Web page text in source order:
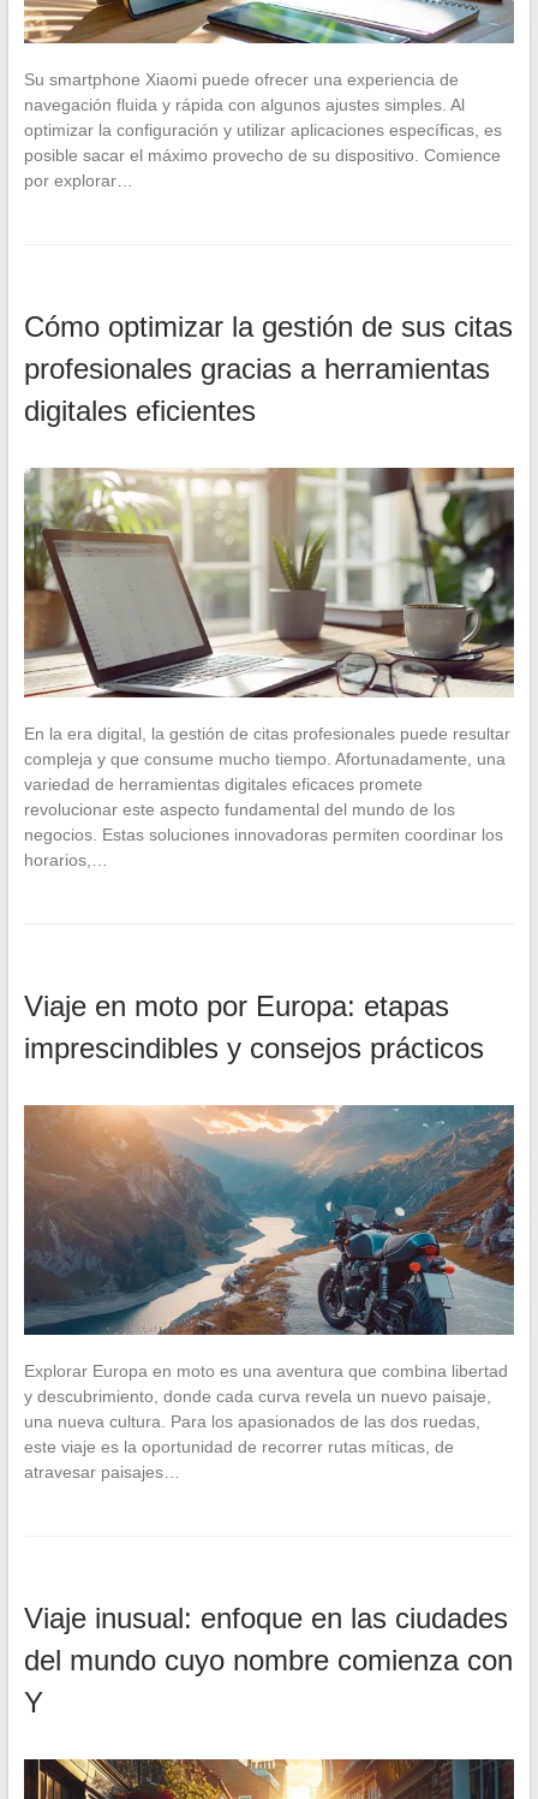
Su smartphone Xiaomi puede ofrecer una experiencia de
navegación fluida y rápida con algunos ajustes simples. Al
optimizar la configuración y utilizar aplicaciones específicas, es
posible sacar el máximo provecho de su dispositivo. Comience
por explorar…
Cómo optimizar la gestión de sus citas
profesionales gracias a herramientas
digitales eficientes
En la era digital, la gestión de citas profesionales puede resultar
compleja y que consume mucho tiempo. Afortunadamente, una
variedad de herramientas digitales eficaces promete
revolucionar este aspecto fundamental del mundo de los
negocios. Estas soluciones innovadoras permiten coordinar los
horarios,…
Viaje en moto por Europa: etapas
imprescindibles y consejos prácticos
Explorar Europa en moto es una aventura que combina libertad
y descubrimiento, donde cada curva revela un nuevo paisaje,
una nueva cultura. Para los apasionados de las dos ruedas,
este viaje es la oportunidad de recorrer rutas míticas, de
atravesar paisajes…
Viaje inusual: enfoque en las ciudades
del mundo cuyo nombre comienza con
Y